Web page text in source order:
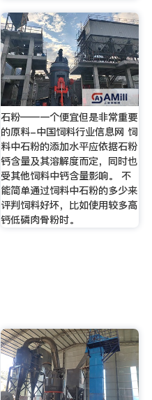
石粉——一个便宜但是非常重要
的原料-中国饲料行业信息网 饲
料中石粉的添加水平应依据石粉
钙含量及其溶解度而定，同时也
受其他饲料中钙含量影响。 不
能简单通过饲料中石粉的多少来
评判饲料好坏，比如使用较多高
钙低磷肉骨粉时。